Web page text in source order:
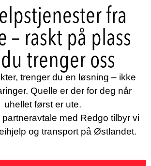
fra
– raskt på plass
trenger oss
trenger du en løsning – ikke
Quelle er der for deg når
uhellet først er ute.
med Redgo tilbyr vi
og transport på Østlandet.